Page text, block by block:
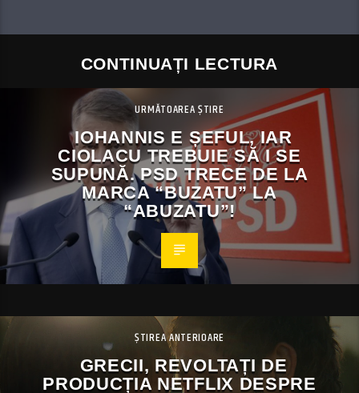
CONTINUAȚI LECTURA
URMĂTOAREA ȘTIRE
IOHANNIS E ȘEFUL, IAR
CIOLACU TREBUIE SĂ I SE
SUPUNĂ. PSD TRECE DE LA
MARCA “BUZATU” LA
“ABUZATU”!
ȘTIREA ANTERIOARE
GRECII, REVOLTAȚI DE
PRODUCȚIA NETFLIX DESPRE